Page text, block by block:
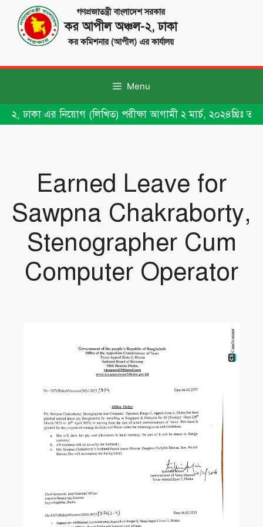
content
গণপ্রজাতন্ত্রী বাংলাদেশ সরকার
কর আপীল অঞ্চল-২, ঢাকা
কর কমিশনার (আপীল) এর কার্যালয়
Menu
ঢাকা এর নিয়োগ (লিখিত) পরীক্ষা আগামী ২ মার্চ, ২০২৪খ্রিঃ
Earned Leave for
Sawpna Chakraborty,
Stenographer Cum
Computer Operator